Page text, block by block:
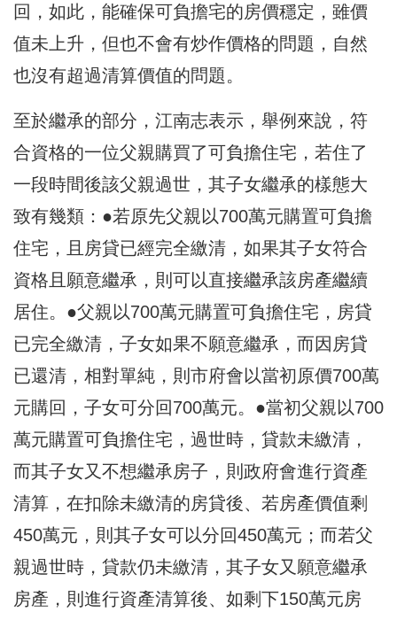
回，如此，能確保可負擔宅的房價穩定，雖價
值未上升，但也不會有炒作價格的問題，自然
也沒有超過清算價值的問題。
至於繼承的部分，江南志表示，舉例來說，符
合資格的一位父親購買了可負擔住宅，若住了
一段時間後該父親過世，其子女繼承的樣態大
致有幾類：●若原先父親以700萬元購置可負擔
住宅，且房貸已經完全繳清，如果其子女符合
資格且願意繼承，則可以直接繼承該房產繼續
居住。●父親以700萬元購置可負擔住宅，房貸
已完全繳清，子女如果不願意繼承，而因房貸
已還清，相對單純，則市府會以當初原價700萬
元購回，子女可分回700萬元。●當初父親以700
萬元購置可負擔住宅，過世時，貸款未繳清，
而其子女又不想繼承房子，則政府會進行資產
清算，在扣除未繳清的房貸後、若房產價值剩
450萬元，則其子女可以分回450萬元；而若父
親過世時，貸款仍未繳清，其子女又願意繼承
房產，則進行資產清算後、如剩下150萬元房